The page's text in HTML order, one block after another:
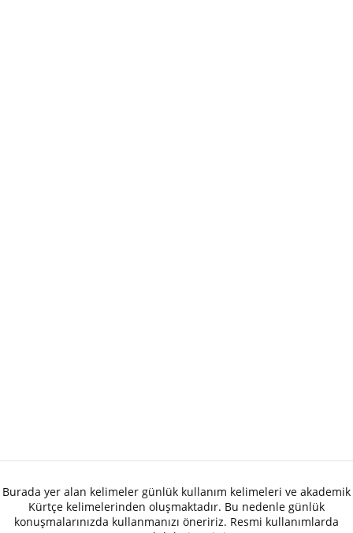
Burada yer alan kelimeler günlük kullanım kelimeleri ve akademik
Kürtçe kelimelerinden oluşmaktadır. Bu nedenle günlük
konuşmalarınızda kullanmanızı öneririz. Resmi kullanımlarda